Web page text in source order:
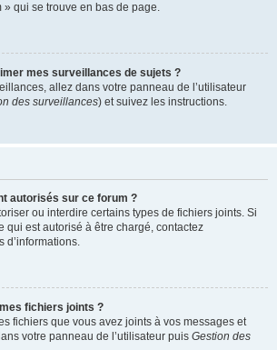
» qui se trouve en bas de page.
mes surveillances de sujets ?
allez dans votre panneau de l’utilisateur
des surveillances) et suivez les instructions.
autorisés sur ce forum ?
ou interdire certains types de fichiers joints. Si
qui est autorisé à être chargé, contactez
d’informations.
fichiers joints ?
fichiers que vous avez joints à vos messages et
votre panneau de l’utilisateur puis Gestion des